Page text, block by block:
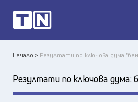
Начало > Резултати по ключова дума
Резултати по ключова дума: